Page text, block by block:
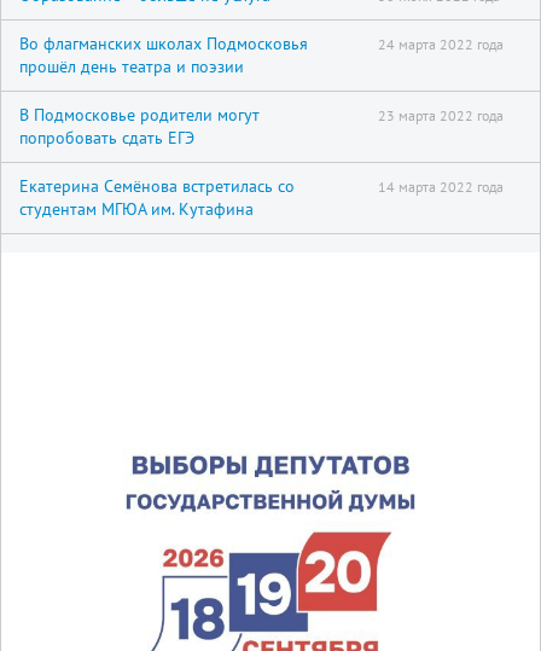
Во флагманских школах Подмосковья
прошёл день театра и поэзии
24 марта 2022 года
В Подмосковье родители могут
попробовать сдать ЕГЭ
23 марта 2022 года
Екатерина Семёнова встретилась со
студентам МГЮА им. Кутафина
14 марта 2022 года